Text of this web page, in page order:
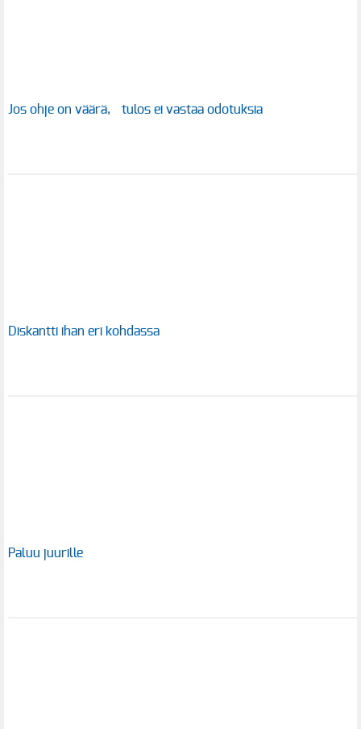
Jos ohje on väärä, tulos ei vastaa odotuksia
Diskantti ihan eri kohdassa
Paluu juurille